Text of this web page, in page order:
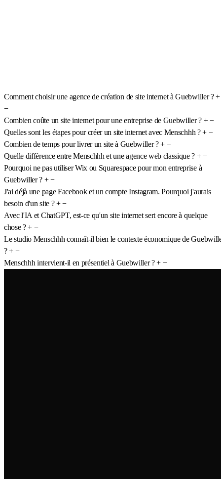
Comment choisir une agence de création de site internet à Guebwiller ? +
−
Combien coûte un site internet pour une entreprise de Guebwiller ? + −
Quelles sont les étapes pour créer un site internet avec Menschhh ? + −
Combien de temps pour livrer un site à Guebwiller ? + −
Quelle différence entre Menschhh et une agence web classique ? + −
Pourquoi ne pas utiliser Wix ou Squarespace pour mon entreprise à
Guebwiller ? + −
J'ai déjà une page Facebook et un compte Instagram. Pourquoi j'aurais
besoin d'un site ? + −
Avec l'IA et ChatGPT, est-ce qu'un site internet sert encore à quelque
chose ? + −
Le studio Menschhh connaît-il bien le contexte économique de
? + −
Menschhh intervient-il en présentiel à Guebwiller ? + −